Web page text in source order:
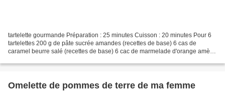
tartelette gourmande Préparation : 25 minutes Cuisson : 20 minutes Pour 6
tartelettes 200 g de pâte sucrée amandes (recettes de base) 6 cas de
caramel beurre salé (recettes de base) 6 cac de marmelade d'orange amère
Omelette de pommes de terre de ma femme